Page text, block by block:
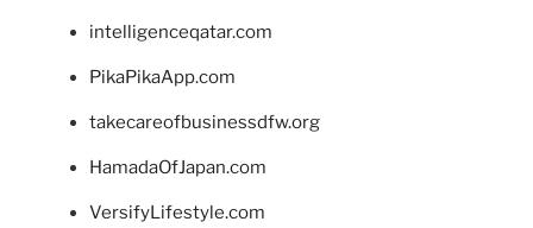
intelligenceqatar.com
PikaPikaApp.com
takecareofbusinessdfw.org
HamadaOfJapan.com
VersifyLifestyle.com